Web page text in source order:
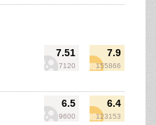
7.51
7120
7.9
155866
6.5
9600
6.4
123153